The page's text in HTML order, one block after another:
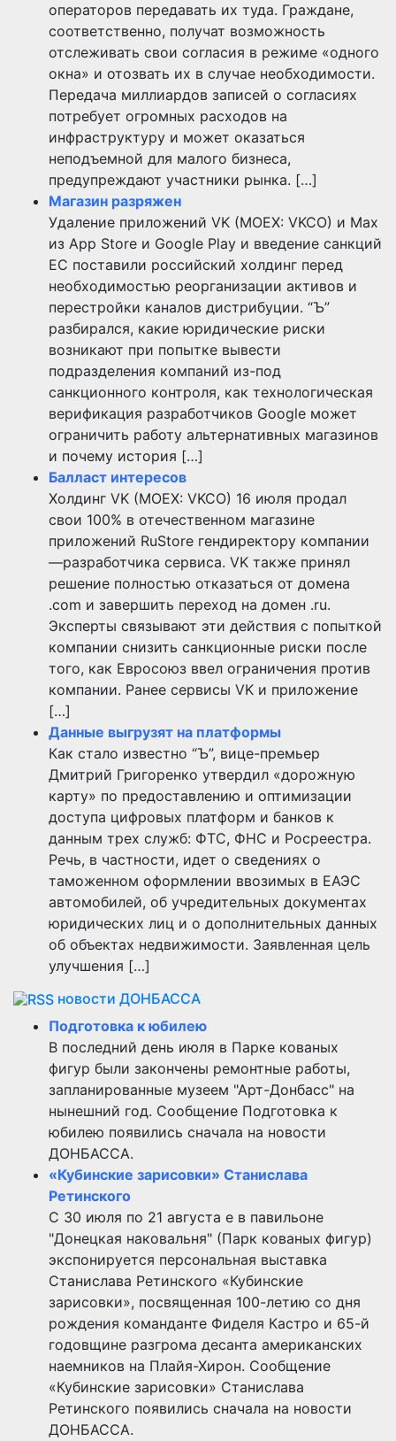
операторов передавать их туда. Граждане,
соответственно, получат возможность
отслеживать свои согласия в режиме «одного
окна» и отозвать их в случае необходимости.
Передача миллиардов записей о согласиях
потребует огромных расходов на
инфраструктуру и может оказаться
неподъемной для малого бизнеса,
предупреждают участники рынка. […]
Магазин разряжен
Удаление приложений VK (MOEX: VKCO) и Max
из App Store и Google Play и введение санкций
ЕС поставили российский холдинг перед
необходимостью реорганизации активов и
перестройки каналов дистрибуции. “Ъ”
разбирался, какие юридические риски
возникают при попытке вывести
подразделения компаний из-под
санкционного контроля, как технологическая
верификация разработчиков Google может
ограничить работу альтернативных магазинов
и почему история […]
Балласт интересов
Холдинг VK (MOEX: VKCO) 16 июля продал
свои 100% в отечественном магазине
приложений RuStore гендиректору компании
—разработчика сервиса. VK также принял
решение полностью отказаться от домена
.com и завершить переход на домен .ru.
Эксперты связывают эти действия с попыткой
компании снизить санкционные риски после
того, как Евросоюз ввел ограничения против
компании. Ранее сервисы VK и приложение
[…]
Данные выгрузят на платформы
Как стало известно “Ъ”, вице-премьер
Дмитрий Григоренко утвердил «дорожную
карту» по предоставлению и оптимизации
доступа цифровых платформ и банков к
данным трех служб: ФТС, ФНС и Росреестра.
Речь, в частности, идет о сведениях о
таможенном оформлении ввозимых в ЕАЭС
автомобилей, об учредительных документах
юридических лиц и о дополнительных данных
об объектах недвижимости. Заявленная цель
улучшения […]
новости ДОНБАССА
Подготовка к юбилею
В последний день июля в Парке кованых
фигур были закончены ремонтные работы,
запланированные музеем "Арт-Донбасс" на
нынешний год. Сообщение Подготовка к
юбилею появились сначала на новости
ДОНБАССА.
«Кубинские зарисовки» Станислава
Ретинского
С 30 июля по 21 августа е в павильоне
"Донецкая наковальня" (Парк кованых фигур)
экспонируется персональная выставка
Станислава Ретинского «Кубинские
зарисовки», посвященная 100-летию со дня
рождения команданте Фиделя Кастро и 65-й
годовщине разгрома десанта американских
наемников на Плайя-Хирон. Сообщение
«Кубинские зарисовки» Станислава
Ретинского появились сначала на новости
ДОНБАССА.